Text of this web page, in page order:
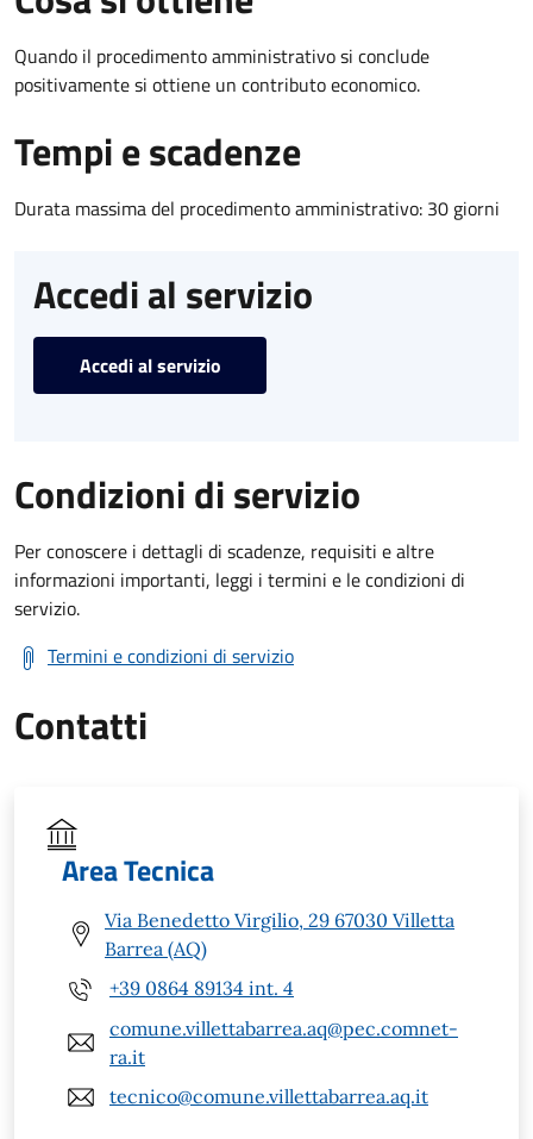
Quando il procedimento amministrativo si conclude
positivamente si ottiene un contributo economico.
Tempi e scadenze
Durata massima del procedimento amministrativo: 30 giorni
Accedi al servizio
Accedi al servizio
Condizioni di servizio
Per conoscere i dettagli di scadenze, requisiti e altre
informazioni importanti, leggi i termini e le condizioni di
servizio.
Termini e condizioni di servizio
Contatti
Area Tecnica
Via Benedetto Virgilio, 29 67030 Villetta
Barrea (AQ)
+39 0864 89134 int. 4
comune.villettabarrea.aq@pec.comnet-
ra.it
tecnico@comune.villettabarrea.aq.it